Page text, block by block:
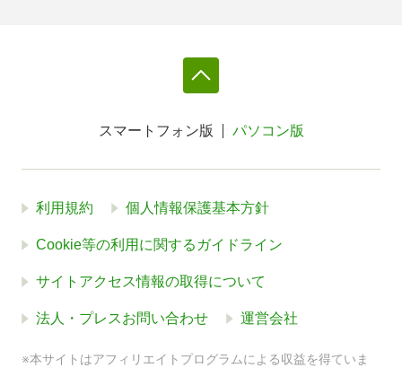
スマートフォン版 パソコン版
利用規約 個人情報保護基本方針
Cookie等の利用に関するガイドライン
サイトアクセス情報の取得について
法人・プレスお問い合わせ 運営会社
※本サイトはアフィリエイトプログラムによる収益を得ていま